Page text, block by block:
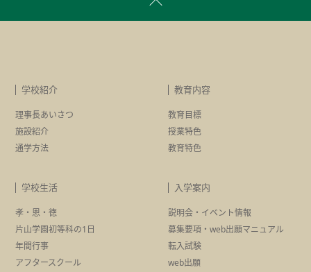
学校紹介
理事長あいさつ
施設紹介
通学方法
教育内容
教育目標
授業特色
教育特色
学校生活
孝・恩・徳
片山学園初等科の1日
年間行事
アフタースクール
入学案内
説明会・イベント情報
募集要項・ web出願マニュアル
転入試験
web出願